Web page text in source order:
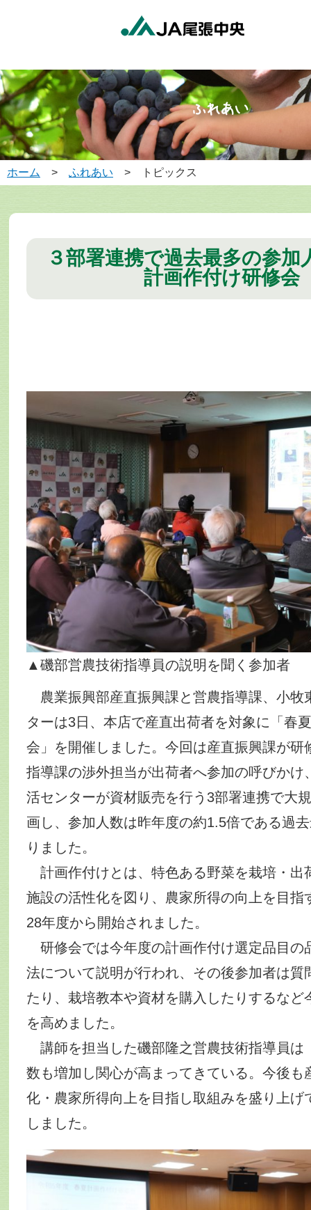
ホーム > ふれあい > トピックス
３部署連携で過去最多の参
計画作付け研修会
▲磯部営農技術指導員の説明を聞く参加者
農業振興部産直振興課と営農指導課、小牧
ターは3日、本店で産直出荷者を対象に「春
会」を開催しました。今回は産直振興課が研
指導課の渉外担当が出荷者へ参加の呼びかけ
活センターが資材販売を行う3部署連携で大
画し、参加人数は昨年度の約1.5倍である過
りました。
計画作付けとは、特色ある野菜を栽培・出
施設の活性化を図り、農家所得の向上を目指
28年度から開始されました。
研修会では今年度の計画作付け選定品目の
法について説明が行われ、その後参加者は質
たり、栽培教本や資材を購入したりするなど
を高めました。
講師を担当した磯部隆之営農技術指導員は
数も増加し関心が高まってきている。今後も
化・農家所得向上を目指し取組みを盛り上げ
しました。